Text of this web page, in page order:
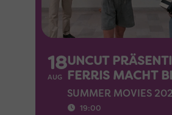
18
AUG
UNCUT
FERRIS MACHT
SUMMER MOVIES
19:00